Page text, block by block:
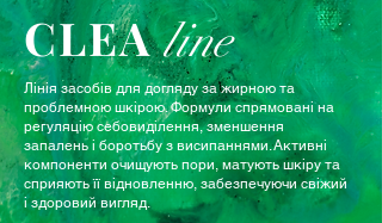
CLEAline
Лінія засобів для догляду за жирною та
проблемною шкірою. Формули спрямовані на
регуляцію себовиділення, зменшення
запалень і боротьбу з висипаннями. Активні
компоненти очищують пори, матують шкіру та
сприяють її відновленню, забезпечуючи свіжий
і здоровий вигляд.